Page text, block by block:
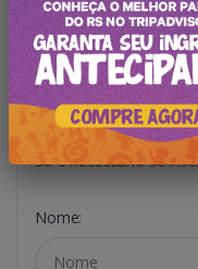
Oferta
Só é necessário se
Nome: